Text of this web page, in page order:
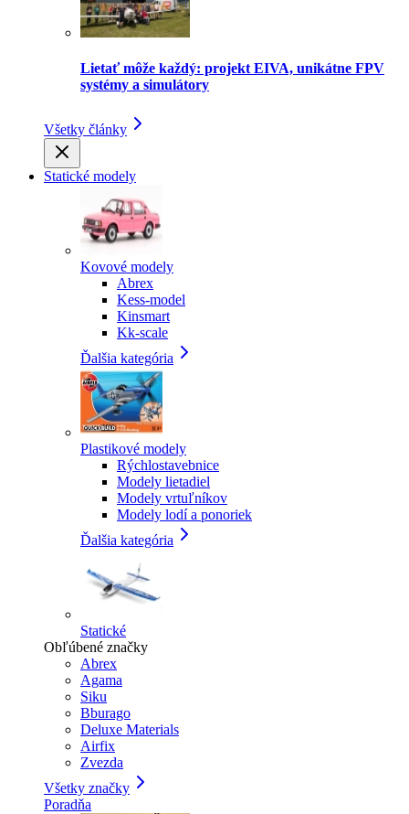
Lietať môže každý: projekt EIVA, unikátne FPV
systémy a simulátory
Všetky články
Statické modely
Kovové modely
Abrex
Kess-model
Kinsmart
Kk-scale
Ďalšia kategória
Plastikové modely
Rýchlostavebnice
Modely lietadiel
Modely vrtuľníkov
Modely lodí a ponoriek
Ďalšia kategória
Statické
Obľúbené značky
Abrex
Agama
Siku
Bburago
Deluxe Materials
Airfix
Zvezda
Všetky značky
Poradňa